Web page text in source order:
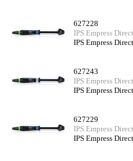
627228
IPS Empress
IPS Empress
627243
IPS Empress
IPS Empress
627229
IPS Empress
IPS Empress